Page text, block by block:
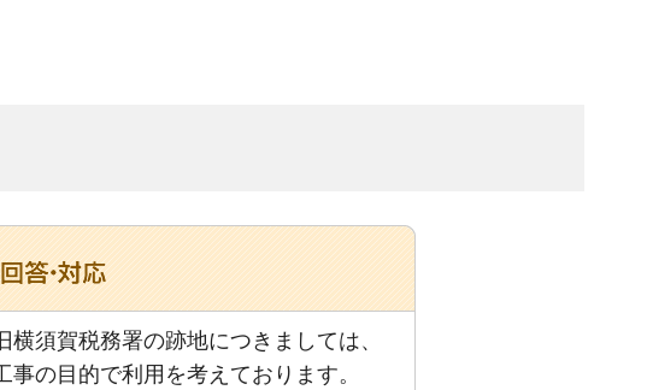
須賀税務署の跡地につきましては、
事の目的で利用を考えております。